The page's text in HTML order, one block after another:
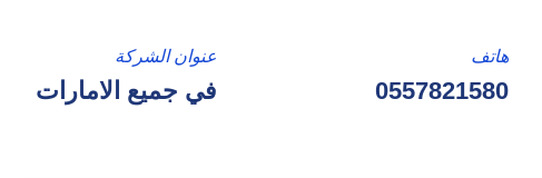
عنوان الشركة
في جميع الامارات
هاتف
0557821580